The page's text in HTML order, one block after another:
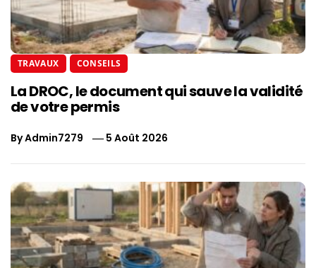
TRAVAUX CONSEILS
La DROC, le document qui sauve la validité
de votre permis
ByAdmin7279 5 Août 2026